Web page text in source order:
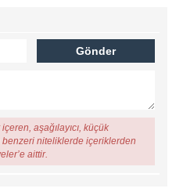
aşağılayıcı, küçük
benzeri niteliklerde içeriklerden
aittir.